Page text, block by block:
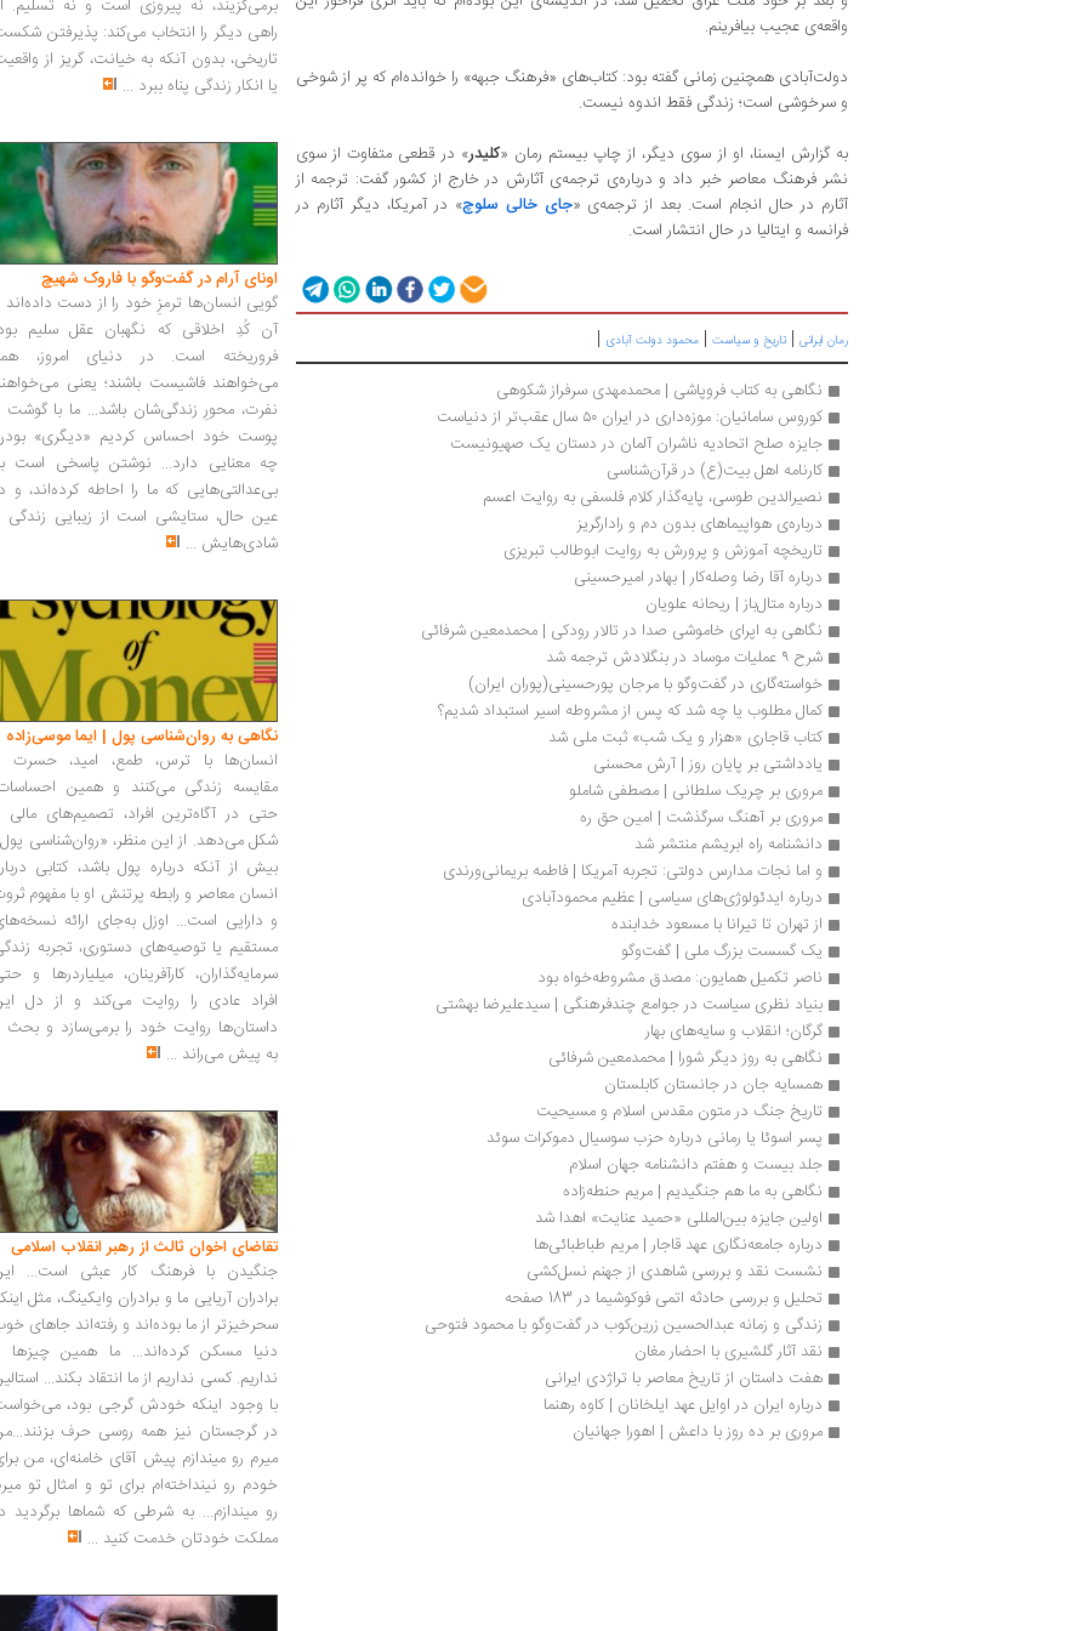
واقعه‌ی عجیب بیافرینم.
دولت‌آبادی همچنین زمانی گفته بود: کتاب‌های «فرهنگ جبهه» را خوانده‌ام که پر از شوخی
و سرخوشی است؛ زندگی فقط اندوه نیست.
به گزارش ایسنا، او از سوی دیگر، از چاپ بیستم رمان «کلیدر» در قطعی متفاوت از سوی
نشر فرهنگ معاصر خبر داد و درباره‌ی ترجمه‌ی آثارش در خارج از کشور گفت: ترجمه‌ از
آثارم در حال انجام است. بعد از ترجمه‌ی «جای خالی سلوچ» در آمریکا، دیگر آثارم در
فرانسه و ایتالیا در حال انتشار است.
رمان ایرانی | تاریخ و سیاست | محمود دولت آبادی |
نگاهی به کتاب فروپاشی | محمدمهدی سرفراز شکوهی
کوروس سامانیان: موزه‌داری در ایران ۵۰ سال عقب‌تر از دنیاست
جایزه صلح اتحادیه ناشران آلمان در دستان یک صهیونیست
کارنامه اهل بیت(ع) در قرآن‌شناسی
نصیرالدین طوسی، پایه‌گذار کلام فلسفی به روایت اعسم
درباره‌ی هواپیماهای بدون دم و رادارگریز
تاریخچه آموزش و پرورش به روایت ابوطالب تبریزی
درباره آقا رضا وصله‌کار | بهادر امیرحسینی
درباره متال‌باز | ریحانه علویان
نگاهی به اپرای خاموشی صدا در تالار رودکی | محمدمعین شرفائی
شرح ۹ عملیات موساد در بنگلادش ترجمه شد
خواسته‌گاری در گفت‌وگو با مرجان پورحسینی(پوران ایران)
کمال مطلوب یا چه شد که پس از مشروطه اسیر استبداد شدیم؟
کتاب قاجاری «هزار و یک شب» ثبت ملی شد
یادداشتی بر پایان روز | آرش محسنی
مروری بر چریک سلطانی | مصطفی شاملو
مروری بر آهنگ سرگذشت | امین حق ره
دانشنامه راه ابریشم منتشر شد
و اما نجات مدارس دولتی: تجربه آمریکا | فاطمه بریمانی‌ورندی
درباره ایدئولوژی‌های سیاسی | عظیم محمودآبادی
از تهران تا تیرانا با مسعود خدابنده
یک گسست بزرگ ملی | گفت‌وگو
ناصر تکمیل همایون: مصدق مشروطه‌خواه بود
گرگان؛ انقلاب و سایه‌های بهار
نگاهی به روز دیگر شورا | محمدمعین شرفائی
همسایه جان در جانستان کابلستان
تاریخ جنگ در متون مقدس اسلام و مسیحیت
پسر اسوئا یا رمانی درباره حزب سوسیال دموکرات سوئد
جلد بیست و هفتم دانشنامه جهان اسلام
نگاهی به ما هم جنگیدیم | مریم حنطه‌زاده
اولین جایزه بین‌المللی «حمید عنایت» اهدا شد
درباره جامعه‌نگاری عهد قاجار | مریم طباطبائی‌ها
نشست نقد و بررسی شاهدی از جهنم نسل‌کشی
تحلیل و بررسی حادثه اتمی فوکوشیما در 183 صفحه
زندگی و زمانه عبدالحسین زرین‌کوب در گفت‌وگو با محمود فتوحی
نقد آثار گلشیری با احضار مغان
هفت داستان از تاریخ معاصر با تراژدی ایرانی
درباره ایران در اوایل عهد ایلخانان | کاوه رهنما
مروری بر ده روز با داعش | اهورا جهانیان
برمی‌گزیند، نه پیروزی است و نه تسلیم.
راهی دیگر را انتخاب می‌کند: پذیرفتن
تاریخی، بدون آنکه به خیانت، گریز از
یا انکار زندگی پناه ببرد ...
اونای آرام در گفت‌وگو با فاروک شهیچ‭
گویی انسان‌ها ترمزِ خود را از دست داده‌اند
آن کُدِ اخلاقی که نگهبان عقل سلیم
فروریخته است. در دنیای امروز،
می‌خواهند فاشیست باشند؛ یعنی
نفرت، محورِ زندگی‌شان باشد... ما با گوشت
پوست خود احساس کردیم «دیگری»
چه معنایی دارد... نوشتن پاسخی است
بی‌عدالتی‌هایی که ما را احاطه کرده‌اند، و
عین حال، ستایشی است از زیبایی زندگی
شادی‌هایش ...
نگاهی به روان‌شناسی پول | ایما موسی‌زاده
انسان‌ها با ترس، طمع، امید، حسرت
مقایسه زندگی می‌کنند و همین
حتی در آگاه‌ترین افراد، تصمیم‌های مالی
شکل می‌دهد. از این منظر، «روان‌شناسی
بیش از آنکه درباره پول باشد، کتابی
انسان معاصر و رابطه پرتنش او با مفهوم
و دارایی است... اوزل به‌جای ارائه
مستقیم یا توصیه‌های دستوری، تجربه
سرمایه‌گذاران، کارآفرینان، میلیاردرها و
افراد عادی را روایت می‌کند و از دل
داستان‌ها روایت خود را برمی‌سازد و بحث
به پیش می‌راند ...
تقاضای اخوان ثالث از رهبر انقلاب اسلامی
جنگیدن با فرهنگ کار عبثی است...
برادران آریایی ما و برادران وایکینگ، مثل
سحرخیزتر از ما بوده‌اند و رفته‌اند جاهای
دنیا مسکن کرده‌اند... ما همین چیزها
نداریم. کسی نداریم از ما انتقاد بکند...
با وجود اینکه خودش گرجی بود،
در گرجستان نیز همه روسی حرف
میرم رو میندازم پیش آقای خامنه‌ای، من
خودم رو نینداخته‌ام برای تو و امثال تو
رو میندازم... به شرطی که شماها برگردید
مملکت خودتان خدمت کنید ...